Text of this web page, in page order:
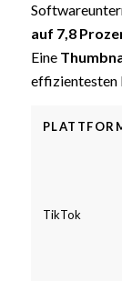
auf 7,8
Eine
effizientesten
TikTok